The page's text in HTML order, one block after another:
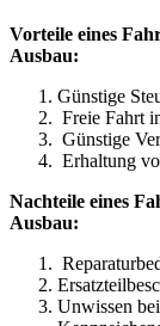
Vorteile eines
Ausbau:
Günstige
Freie Fahrt
Günstige
Erhaltung
Nachteile eines
Ausbau:
Unwissen